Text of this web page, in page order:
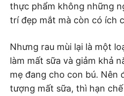
thực phẩm không những
trí đẹp mắt mà còn có ích
Nhưng rau mùi lại là một
làm mất sữa và giảm khả
mẹ đang cho con bú. Nên
tượng mất sữa, thì hạn